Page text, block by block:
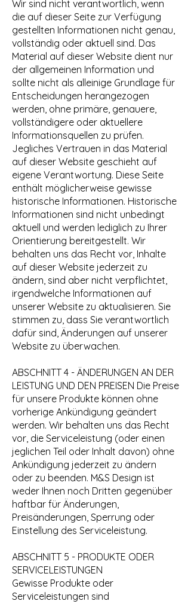
Wir sind nicht verantwortlich, wenn
die auf dieser Seite zur Verfügung
gestellten Informationen nicht genau,
vollständig oder aktuell sind. Das
Material auf dieser Website dient nur
der allgemeinen Information und
sollte nicht als alleinige Grundlage für
Entscheidungen herangezogen
werden, ohne primäre, genauere,
vollständigere oder aktuellere
Informationsquellen zu prüfen.
Jegliches Vertrauen in das Material
auf dieser Website geschieht auf
eigene Verantwortung. Diese Seite
enthält möglicherweise gewisse
historische Informationen. Historische
Informationen sind nicht unbedingt
aktuell und werden lediglich zu Ihrer
Orientierung bereitgestellt. Wir
behalten uns das Recht vor, Inhalte
auf dieser Website jederzeit zu
ändern, sind aber nicht verpflichtet,
irgendwelche Informationen auf
unserer Website zu aktualisieren. Sie
stimmen zu, dass Sie verantwortlich
dafür sind, Änderungen auf unserer
Website zu überwachen.
ABSCHNITT 4 - ÄNDERUNGEN AN DER
LEISTUNG UND DEN PREISEN Die Preise
für unsere Produkte können ohne
vorherige Ankündigung geändert
werden. Wir behalten uns das Recht
vor, die Serviceleistung (oder einen
jeglichen Teil oder Inhalt davon) ohne
Ankündigung jederzeit zu ändern
oder zu beenden. M&S Design ist
weder Ihnen noch Dritten gegenüber
haftbar für Änderungen,
Preisänderungen, Sperrung oder
Einstellung des Serviceleistung.
ABSCHNITT 5 - PRODUKTE ODER
SERVICELEISTUNGEN
Gewisse Produkte oder
Serviceleistungen sind